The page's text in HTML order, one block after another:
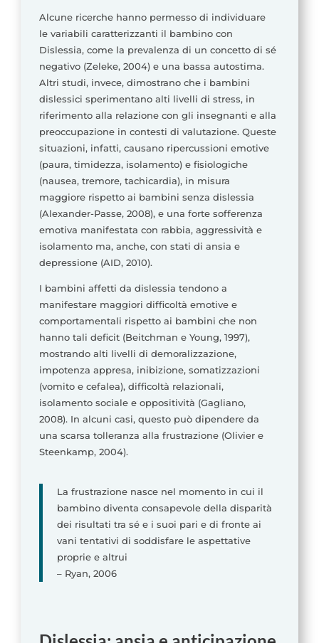
Alcune ricerche hanno permesso di individuare
le variabili caratterizzanti il bambino con
Dislessia, come la prevalenza di un concetto di sé
negativo (Zeleke, 2004) e una bassa autostima.
Altri studi, invece, dimostrano che i bambini
dislessici sperimentano alti livelli di stress, in
riferimento alla relazione con gli insegnanti e alla
preoccupazione in contesti di valutazione. Queste
situazioni, infatti, causano ripercussioni emotive
(paura, timidezza, isolamento) e fisiologiche
(nausea, tremore, tachicardia), in misura
maggiore rispetto ai bambini senza dislessia
(Alexander-Passe, 2008), e una forte sofferenza
emotiva manifestata con rabbia, aggressività e
isolamento ma, anche, con stati di ansia e
depressione (AID, 2010).
I bambini affetti da dislessia tendono a
manifestare maggiori difficoltà emotive e
comportamentali rispetto ai bambini che non
hanno tali deficit (Beitchman e Young, 1997),
mostrando alti livelli di demoralizzazione,
impotenza appresa, inibizione, somatizzazioni
(vomito e cefalea), difficoltà relazionali,
isolamento sociale e oppositività (Gagliano,
2008). In alcuni casi, questo può dipendere da
una scarsa tolleranza alla frustrazione (Olivier e
Steenkamp, 2004).
La frustrazione nasce nel momento in cui il
bambino diventa consapevole della disparità
dei risultati tra sé e i suoi pari e di fronte ai
vani tentativi di soddisfare le aspettative
proprie e altrui
– Ryan, 2006